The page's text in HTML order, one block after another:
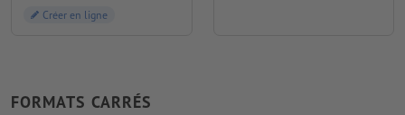
Créer en ligne
FORMATS CARRÉS